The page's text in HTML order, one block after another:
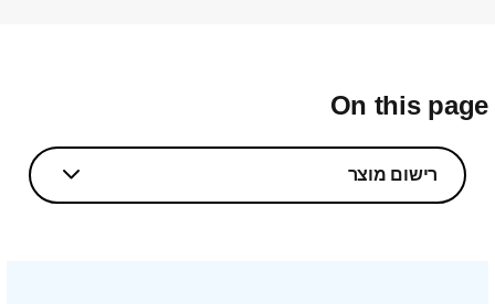
On this
רישום מוצר